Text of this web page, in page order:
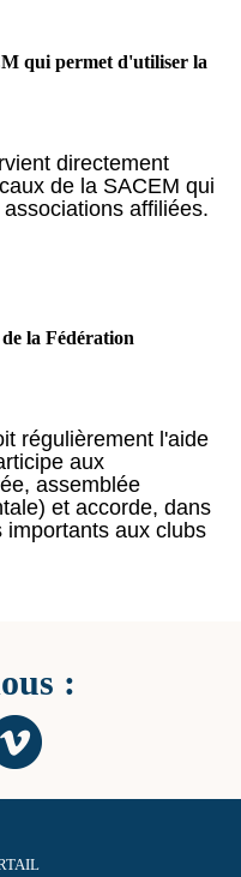
qui permet d'utiliser la
directement
de la SACEM qui
affiliées.
la Fédération
régulièrement l'aide
aux
assemblée
et accorde, dans
aux clubs
: